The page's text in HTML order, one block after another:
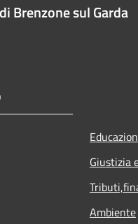
Brenzone sul Garda
Giustizia
Ambiente